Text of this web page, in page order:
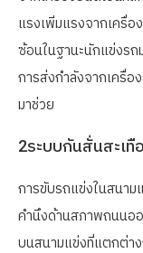
แรงเพิ่มแรงจากเครื่
ซ้อนในฐานะนักแข่งร
การส่งกำลังจากเครื่อ
มาช่วย
2ระบบกันสั่นสะเทื
การขับรถแข่งในสนา
คำนึงด้านสภาพถนนออ
บนสนามแข่งที่แตกต่า